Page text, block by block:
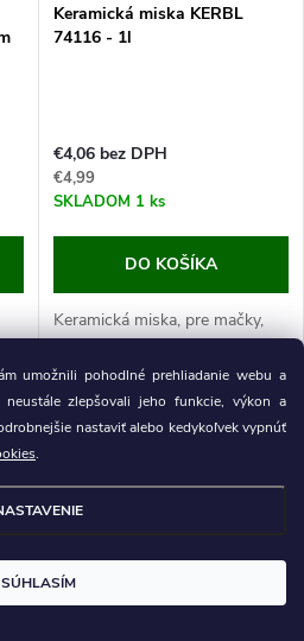
umožnili pohodlné prehliadanie webu a
zlepšovali jeho funkcie, výkon a
nastaviť alebo kedykoľvek vypnúť
.
SÚHLASÍM
Keramická miska KERBL
74116 - 1l
€4,06 bez DPH
€4,99
SKLADOM 1 ks
DO KOŠÍKA
Keramická miska, pre mačky,
psy, hlodavce, vtáctvo, pevné
prevedenie, zaoblené okraje,
priemer dna 17 cm, otvoru 14,3
cm, objem 1 l. Kúpte svojim